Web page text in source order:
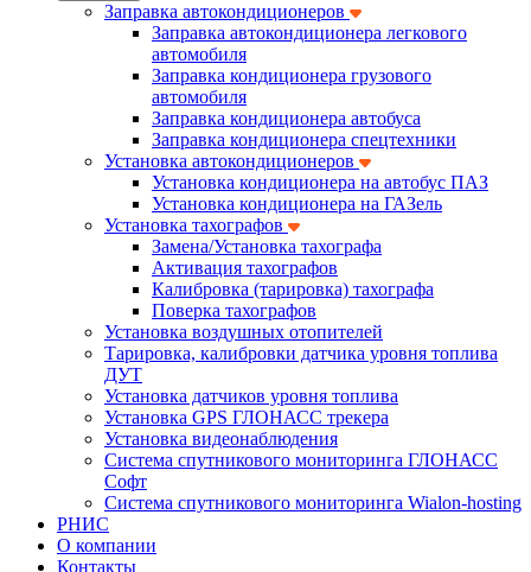
Заправка автокондиционеров
Заправка автокондиционера легкового
автомобиля
Заправка кондиционера грузового
автомобиля
Заправка кондиционера автобуса
Заправка кондиционера спецтехники
Установка автокондиционеров
Установка кондиционера на автобус ПАЗ
Установка кондиционера на ГАЗель
Установка тахографов
Замена/Установка тахографа
Активация тахографов
Калибровка (тарировка) тахографа
Поверка тахографов
Установка воздушных отопителей
Тарировка, калибровки датчика уровня топлива
ДУТ
Установка датчиков уровня топлива
Установка GPS ГЛОНАСС трекера
Установка видеонаблюдения
Система спутникового мониторинга ГЛОНАСС
Софт
Система спутникового мониторинга Wialon-hosting
РНИС
О компании
Контакты